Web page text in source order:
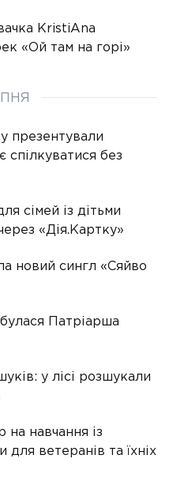
KristiAna
«Ой там на горі»
презентували
спілкуватися без
сімей із дітьми
«Дія.Картку»
новий сингл «Сяйво
Патріарша
у лісі розшукали
на навчання із
для ветеранів та їхніх